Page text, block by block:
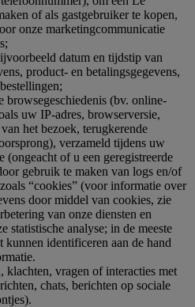
of als gastgebruiker te kopen,
onze marketingcommunicatie
datum en tijdstip van
product- en betalingsgegevens,
browsegeschiedenis (bv. online-
uw IP-adres, browserversie,
het bezoek, terugkerende
verzameld tijdens uw
(ongeacht of u een geregistreerde
gebruik te maken van logs en/of
“cookies” (voor informatie over
door middel van cookies, zie
van onze diensten en
statistische analyse; in de meeste
kunnen identificeren aan de hand
klachten, vragen of interacties met
chats, berichten op sociale